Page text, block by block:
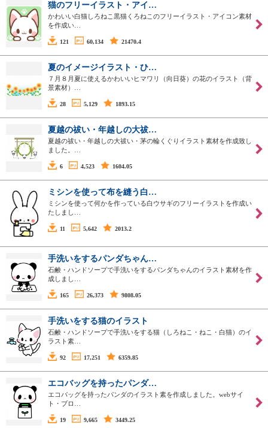
猫のフリーイラスト・アイ…
かわいい白猫しろねこ黒猫くろねこのフリーイラスト・アイコン素材
を作成い…
121 60,134 21470.4
夏のイメージイラスト・ひ…
７月８月夏に使えるかわいいヒマワリ（向日葵）の花のイラスト（背
景素材）…
28 5,129 1893.15
夏越の祓い・年越しの大祓…
夏越の祓い・年越しの大祓い・茅の輪くぐりイラスト素材を作成致し
ました。…
6 4,523 1604.05
ミシンを使って布を縫う白…
ミシンを使って何かを作っている白ウサギのフリーイラストを作成い
たしまし…
11 5,642 2013.2
手洗いをするパンダちゃん…
石鹸・ハンドソープで手洗いをするパンダちゃんのイラスト素材を作
成しまし…
165 26,373 9808.05
手洗いをする猫のイラスト
石鹸・ハンドソープで手洗いをする猫（しろねこ・ねこ・白猫）のイ
ラスト素…
92 17,251 6359.85
エコバッグを持ったパンダ…
エコバッグを持ったパンダのイラスト素を作成しました。webサイ
ト・ブロ…
19 9,665 3449.25